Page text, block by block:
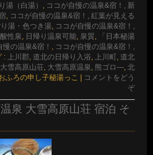
湯（白湯）
ココが自慢の温泉&宿！, 新
ココが自慢の温泉&宿！, 紅葉が見える
湯・色つき湯 ココが自慢の温泉&宿！,
性泉 日帰り温泉可能 泉質
「日本秘湯
慢の温泉&宿！
ココが自慢の温泉&宿！,
: 上川郡 道北の日帰り入浴 上川町 道北
大雪高原山荘 大雪高原温泉 熊ゴロ― 北
ふろの申し子秘湯っこ | コメントをどう
ぞ
泉 大雪高原山荘 宿泊 そ